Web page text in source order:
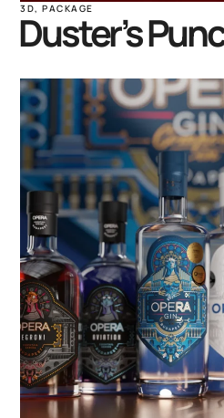
3D,PACKAGE
Duster’s